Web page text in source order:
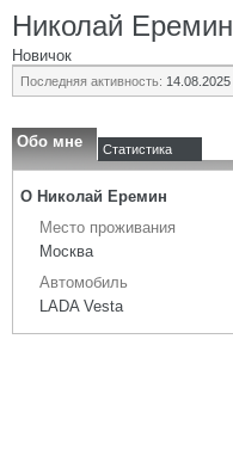
Николай Еремин
Новичок
Последняя активность: 14.08.2025
Обо мне Статистика
О Николай Еремин
Место проживания
Москва
Автомобиль
LADA Vesta